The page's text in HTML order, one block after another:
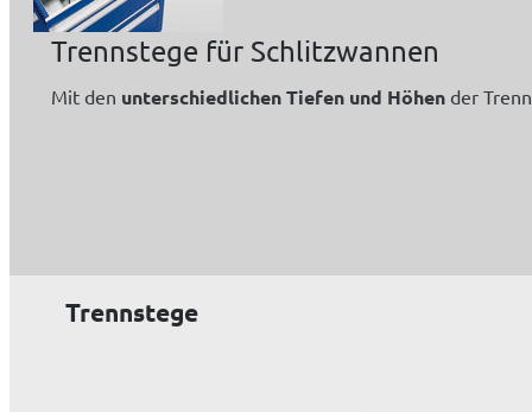
Trennstege für Schlitzwannen
Mit den unterschiedlichenTiefen und Höhen der
Trennstege